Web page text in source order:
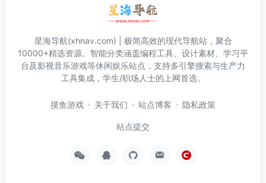
星海导航(xhnav.com) | 极简高效的现代导航站，聚合
10000+精选资源。智能分类涵盖编程工具、设计素材、学习平
台及影视音乐游戏等休闲娱乐站点，支持多引擎搜索与生产力
工具集成，学生/职场人士的上网首选。
摸鱼游戏 关于我们 站点博客 隐私政策
站点提交